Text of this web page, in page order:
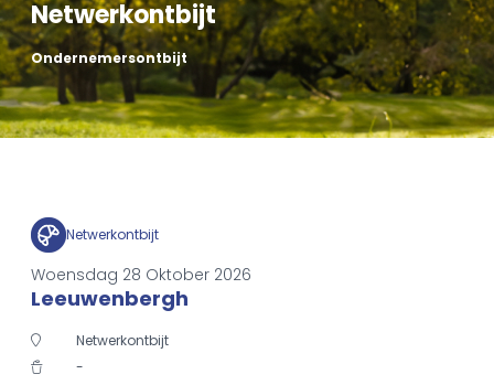
Netwerkontbijt
Ondernemersontbijt
Netwerkontbijt
Woensdag 28 Oktober 2026
Leeuwenbergh
Netwerkontbijt
-